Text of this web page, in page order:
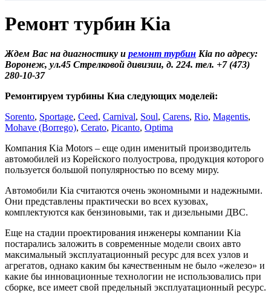
Ремонт турбин Kia
Ждем Вас на диагностику и ремонт турбин Kia по адресу:
Воронеж, ул.45 Стрелковой дивизии, д. 224. тел. +7 (473)
280-10-37
Ремонтируем турбины Киа следующих моделей:
Sorento, Sportage, Ceed, Carnival, Soul, Carens, Rio, Magentis,
Mohave (Borrego), Cerato, Picanto, Optima
Компания Kia Motors – еще один именитый производитель
автомобилей из Корейского полуострова, продукция которого
пользуется большой популярностью по всему миру.
Автомобили Kia считаются очень экономными и надежными.
Они представлены практически во всех кузовах,
комплектуются как бензиновыми, так и дизельными ДВС.
Еще на стадии проектирования инженеры компании Kia
постарались заложить в современные модели своих авто
максимальный эксплуатационный ресурс для всех узлов и
агрегатов, однако каким бы качественным не было «железо» и
какие бы инновационные технологии не использовались при
сборке, все имеет свой предельный эксплуатационный ресурс.